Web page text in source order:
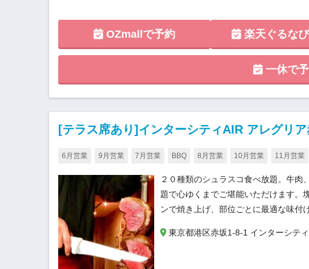
OZmallで予約 楽天ぐるな
一休で
[テラス席あり]インターシティAIR アレグリア
6月営業 9月営業 7月営業 BBQ 8月営業 10月営業 11月営業
２０種類のシュラスコ食べ放題。牛肉
題で心ゆくまでご堪能いただけます。
ンで焼き上げ、部位ごとに最適な味付
東京都港区赤坂1-8-1 インターシテ